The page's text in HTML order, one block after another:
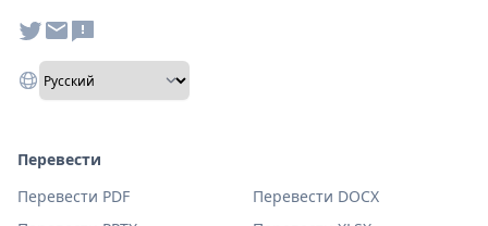
Перевести
Перевести PDF
Перевести DOCX